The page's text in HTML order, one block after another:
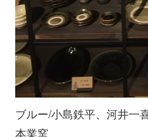
ブルー/小島鉄平、河井一
本業窯